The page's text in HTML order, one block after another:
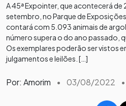
A 45ª Expointer, que acontecerá de
setembro, no Parque de Exposições
contará com 5.093 animais de
número supera o do ano passado,
Os exemplares poderão ser vistos
julgamentos e leilões. […]
Por: Amorim • 03/08/2022 •